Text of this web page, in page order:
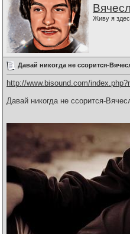
Живу я
Давай никогда не ссорится-
http://www.bisound.com/
Давай никогда не ссорится-